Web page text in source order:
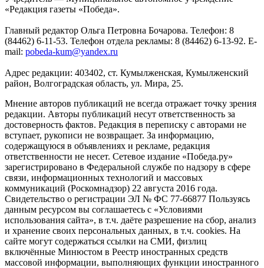
«Редакция газеты «Победа».
Главный редактор Ольга Петровна Бочарова. Телефон: 8
(84462) 6-11-53. Телефон отдела рекламы: 8 (84462) 6-13-92. E-
mail: pobeda-kum@yandex.ru
Адрес редакции: 403402, ст. Кумылженская, Кумылженский
район, Волгоградская область, ул. Мира, 25.
Мнение авторов публикаций не всегда отражает точку зрения
редакции. Авторы публикаций несут ответственность за
достоверность фактов. Редакция в переписку с авторами не
вступает, рукописи не возвращает. За информацию,
содержащуюся в объявлениях и рекламе, редакция
ответственности не несет. Сетевое издание «Победа.ру»
зарегистрировано в Федеральной службе по надзору в сфере
связи, информационных технологий и массовых
коммуникаций (Роскомнадзор) 22 августа 2016 года.
Свидетельство о регистрации ЭЛ № ФС 77-66877 Пользуясь
данным ресурсом вы соглашаетесь с «Условиями
использования сайта», в т.ч. даёте разрешение на сбор, анализ
и хранение своих персональных данных, в т.ч. cookies. На
сайте могут содержаться ссылки на СМИ, физлиц
включённые Минюстом в Реестр иностранных средств
массовой информации, выполняющих функции иностранного